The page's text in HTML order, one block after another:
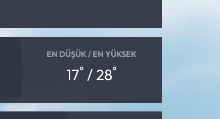
EN DÜŞÜK / EN YÜKSEK
17° / 28°